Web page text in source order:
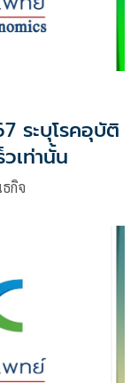
ระบุโรคอุบัติ
เท่านั้น
กิจ